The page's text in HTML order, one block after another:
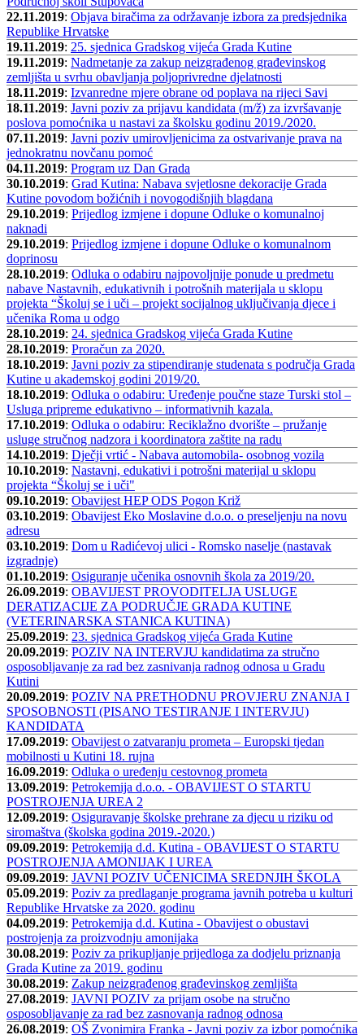
22.11.2019: Objava biračima za održavanje izbora za predsjednika
Republike Hrvatske
19.11.2019: 25. sjednica Gradskog vijeća Grada Kutine
19.11.2019: Nadmetanje za zakup neizgrađenog građevinskog
zemljišta u svrhu obavljanja poljoprivredne djelatnosti
18.11.2019: Izvanredne mjere obrane od poplava na rijeci Savi
18.11.2019: Javni poziv za prijavu kandidata (m/ž) za izvršavanje
poslova pomoćnika u nastavi za školsku godinu 2019./2020.
07.11.2019: Javni poziv umirovljenicima za ostvarivanje prava na
jednokratnu novčanu pomoć
04.11.2019: Program uz Dan Grada
30.10.2019: Grad Kutina: Nabava svjetlosne dekoracije Grada
Kutine povodom božićnih i novogodišnjih blagdana
29.10.2019: Prijedlog izmjene i dopune Odluke o komunalnoj
naknadi
29.10.2019: Prijedlog izmjene i dopune Odluke o komunalnom
doprinosu
28.10.2019: Odluka o odabiru najpovoljnije ponude u predmetu
nabave Nastavnih, edukativnih i potrošnih materijala u sklopu
projekta “Školuj se i uči – projekt socijalnog uključivanja djece i
učenika Roma u odgo
28.10.2019: 24. sjednica Gradskog vijeća Grada Kutine
28.10.2019: Proračun za 2020.
18.10.2019: Javni poziv za stipendiranje studenata s područja Grada
Kutine u akademskoj godini 2019/20.
18.10.2019: Odluka o odabiru: Uređenje poučne staze Turski stol –
Usluga pripreme edukativno – informativnih kazala.
17.10.2019: Odluka o odabiru: Reciklažno dvorište – pružanje
usluge stručnog nadzora i koordinatora zaštite na radu
14.10.2019: Dječji vrtić - Nabava automobila- osobnog vozila
10.10.2019: Nastavni, edukativi i potrošni materijal u sklopu
projekta “Školuj se i uči"
09.10.2019: Obavijest HEP ODS Pogon Križ
03.10.2019: Obavijest Eko Moslavine d.o.o. o preseljenju na novu
adresu
03.10.2019: Dom u Radićevoj ulici - Romsko naselje (nastavak
izgradnje)
01.10.2019: Osiguranje učenika osnovnih škola za 2019/20.
26.09.2019: OBAVIJEST PROVODITELJA USLUGE
DERATIZACIJE ZA PODRUČJE GRADA KUTINE
(VETERINARSKA STANICA KUTINA)
25.09.2019: 23. sjednica Gradskog vijeća Grada Kutine
20.09.2019: POZIV NA INTERVJU kandidatima za stručno
osposobljavanje za rad bez zasnivanja radnog odnosa u Gradu
Kutini
20.09.2019: POZIV NA PRETHODNU PROVJERU ZNANJA I
SPOSOBNOSTI (PISANO TESTIRANJE I INTERVJU)
KANDIDATA
17.09.2019: Obavijest o zatvaranju prometa – Europski tjedan
mobilnosti u Kutini 18. rujna
16.09.2019: Odluka o uređenju cestovnog prometa
13.09.2019: Petrokemija d.o.o. - OBAVIJEST O STARTU
POSTROJENJA UREA 2
12.09.2019: Osiguravanje školske prehrane za djecu u riziku od
siromaštva (školska godina 2019.-2020.)
09.09.2019: Petrokemija d.d. Kutina - OBAVIJEST O STARTU
POSTROJENJA AMONIJAK I UREA
09.09.2019: JAVNI POZIV UČENICIMA SREDNJIH ŠKOLA
05.09.2019: Poziv za predlaganje programa javnih potreba u kulturi
Republike Hrvatske za 2020. godinu
04.09.2019: Petrokemija d.d. Kutina - Obavijest o obustavi
postrojenja za proizvodnju amonijaka
30.08.2019: Poziv za prikupljanje prijedloga za dodjelu priznanja
Grada Kutine za 2019. godinu
30.08.2019: Zakup neizgrađenog građevinskog zemljišta
27.08.2019: JAVNI POZIV za prijam osobe na stručno
osposobljavanje za rad bez zasnovanja radnog odnosa
26.08.2019: OŠ Zvonimira Franka - Javni poziv za izbor pomoćnika